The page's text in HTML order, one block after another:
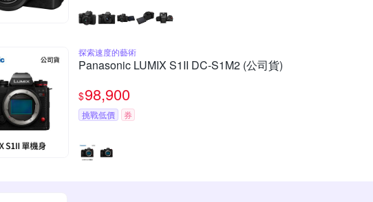
探索速度的藝術
Panasonic LUMIX S1II DC-S1M2 (公司貨)
$98,900
挑戰低價 券